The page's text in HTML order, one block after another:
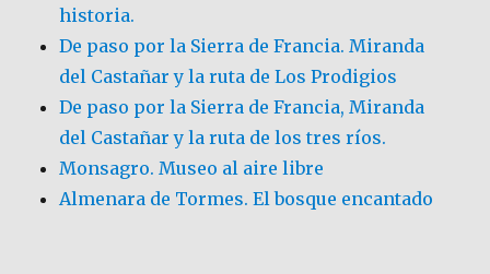
historia.
De paso por la Sierra de Francia. Miranda
del Castañar y la ruta de Los Prodigios
De paso por la Sierra de Francia, Miranda
del Castañar y la ruta de los tres ríos.
Monsagro. Museo al aire libre
Almenara de Tormes. El bosque encantado